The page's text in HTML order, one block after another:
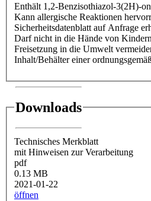
Enthält 1,2-Benzisothiazol-3(2H)-
Kann allergische Reaktionen
Sicherheitsdatenblatt auf Anfrage
Darf nicht in die Hände von
Freisetzung in die Umwelt
Inhalt/Behälter einer
Downloads
Technisches Merkblatt
mit Hinweisen zur Verarbeitung
pdf
0.13 MB
2021-01-22
öffnen